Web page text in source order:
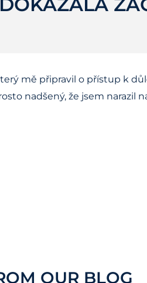
mě připravil o přístup k
nadšený, že jsem narazil
OUR BLOG